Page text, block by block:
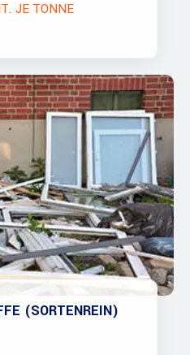
JE TONNE
(SORTENREIN)